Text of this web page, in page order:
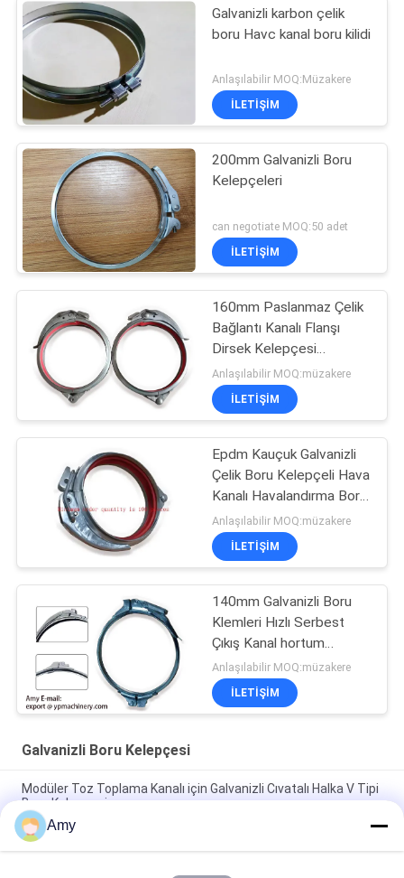
Galvanizli karbon çelik
boru Havc kanal boru kilidi
Anlaşılabilir MOQ:Müzakere
İLETIŞIM
200mm Galvanizli Boru
Kelepçeleri
can negotiate MOQ:50 adet
İLETIŞIM
160mm Paslanmaz Çelik
Bağlantı Kanalı Flanşı
Dirsek Kelepçesi
Galvanizli Boru Kelepçesi
Anlaşılabilir MOQ:müzakere
İLETIŞIM
Epdm Kauçuk Galvanizli
Çelik Boru Kelepçeli Hava
Kanalı Havalandırma Boru
Klipsi
Anlaşılabilir MOQ:müzakere
İLETIŞIM
140mm Galvanizli Boru
Klemleri Hızlı Serbest
Çıkış Kanal hortum
Klemleri Sprial Klipler
Anlaşılabilir MOQ:müzakere
İLETIŞIM
Galvanizli Boru Kelepçesi
Modüler Toz Toplama Kanalı için Galvanizli Cıvatalı Halka V Tipi
Boru Kelepçesi
Kanal bağlantısı için galvanizli ayarlanabilir bult tipi flange
sıkıştırıcı
Amy